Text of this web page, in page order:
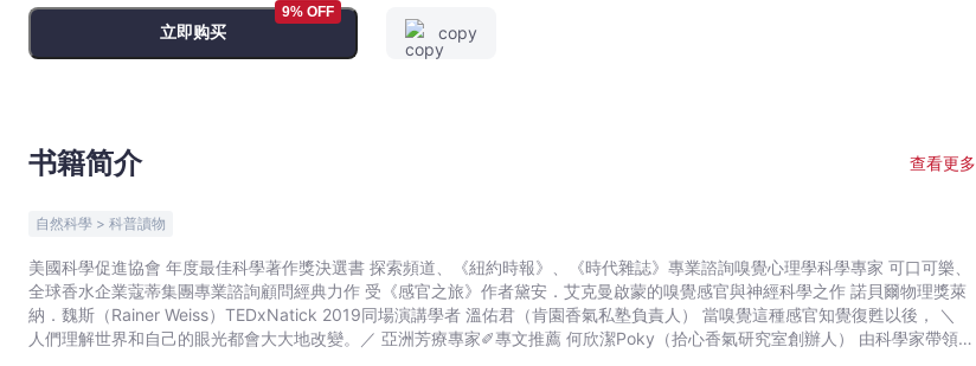
品
牌
未
科
探
索
氣
立即购买
9% OFF
copy
书籍简介 查看更多
自然科學 > 科普讀物
美國科學促進協會 年度最佳科學著作獎決選書 探索頻道、《紐約時報》、《時代雜誌》專業諮詢嗅覺心理學科學專家 可口可樂、
全球香水企業蔻蒂集團專業諮詢顧問經典力作 受《感官之旅》作者黛安．艾克曼啟蒙的嗅覺感官與神經科學之作 諾貝爾物理獎萊
納．魏斯（Rainer Weiss）TEDxNatick 2019同場演講學者 溫佑君（肯園香氣私塾負責人） 當嗅覺這種感官知覺復甦以後， ＼
人們理解世界和自己的眼光都會大大地改變。／ 亞洲芳療專家✐專文推薦 何欣潔Poky（拾心香氣研究室創辦人） 由科學家帶領，